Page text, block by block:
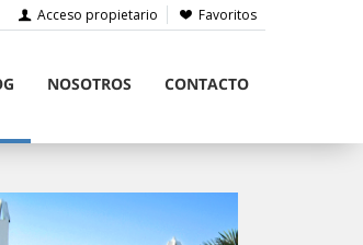
Favoritos
Acceso propietario
NOSOTROS CONTACTO